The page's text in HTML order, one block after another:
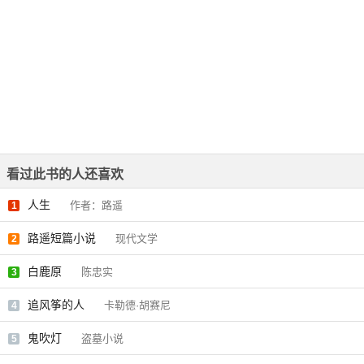
看过此书的人还喜欢
1 人生 作者：路遥
2 路遥短篇小说 现代文学
3 白鹿原 陈忠实
4 追风筝的人 卡勒德·胡赛尼
5 鬼吹灯 盗墓小说